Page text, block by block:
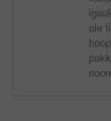
ole